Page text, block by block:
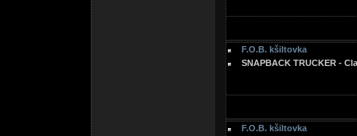
F.O.B. kšiltovka
SNAPBACK TRUCKER -
F.O.B. kšiltovka